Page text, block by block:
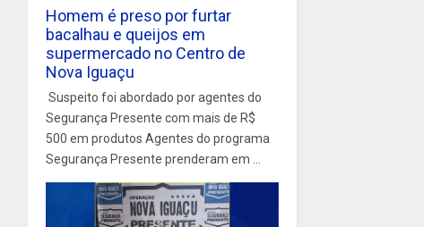
Homem é preso por furtar
bacalhau e queijos em
supermercado no Centro de
Nova Iguaçu
Suspeito foi abordado por agentes do
Segurança Presente com mais de R$
500 em produtos Agentes do programa
Segurança Presente prenderam em ...